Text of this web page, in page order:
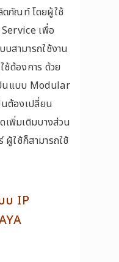
ตภัณท์ โดยผู้ใช้
เพื่อ
บสามารถใช้งาน
ช้ต้องการ ด้วย
นแบบ Modular
นต้องเปลี่ยน
พิ่มเติมบางส่วน
ผู้ใช้ก็สามารถใช้
บ IP